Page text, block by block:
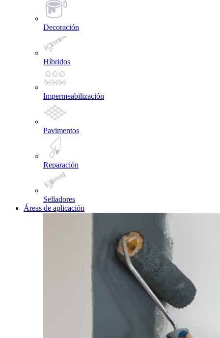
Decoración
Híbridos
Impermeabilización
Pavimentos
Reparación
Selladores
Áreas de aplicación